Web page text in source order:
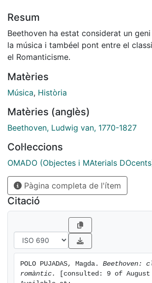
Resum
Beethoven ha estat considerat un
la música i tambéel pont entre el
el Romanticisme.
Matèries
Música, Història
Matèries (anglès)
Beethoven, Ludwig van, 1770-1827
Col·leccions
OMADO (Objectes i MAterials
Pàgina completa de l'ítem
Citació
POLO PUJADAS, Magda. Beethoven:
romàntic.
[consulted: 9 of